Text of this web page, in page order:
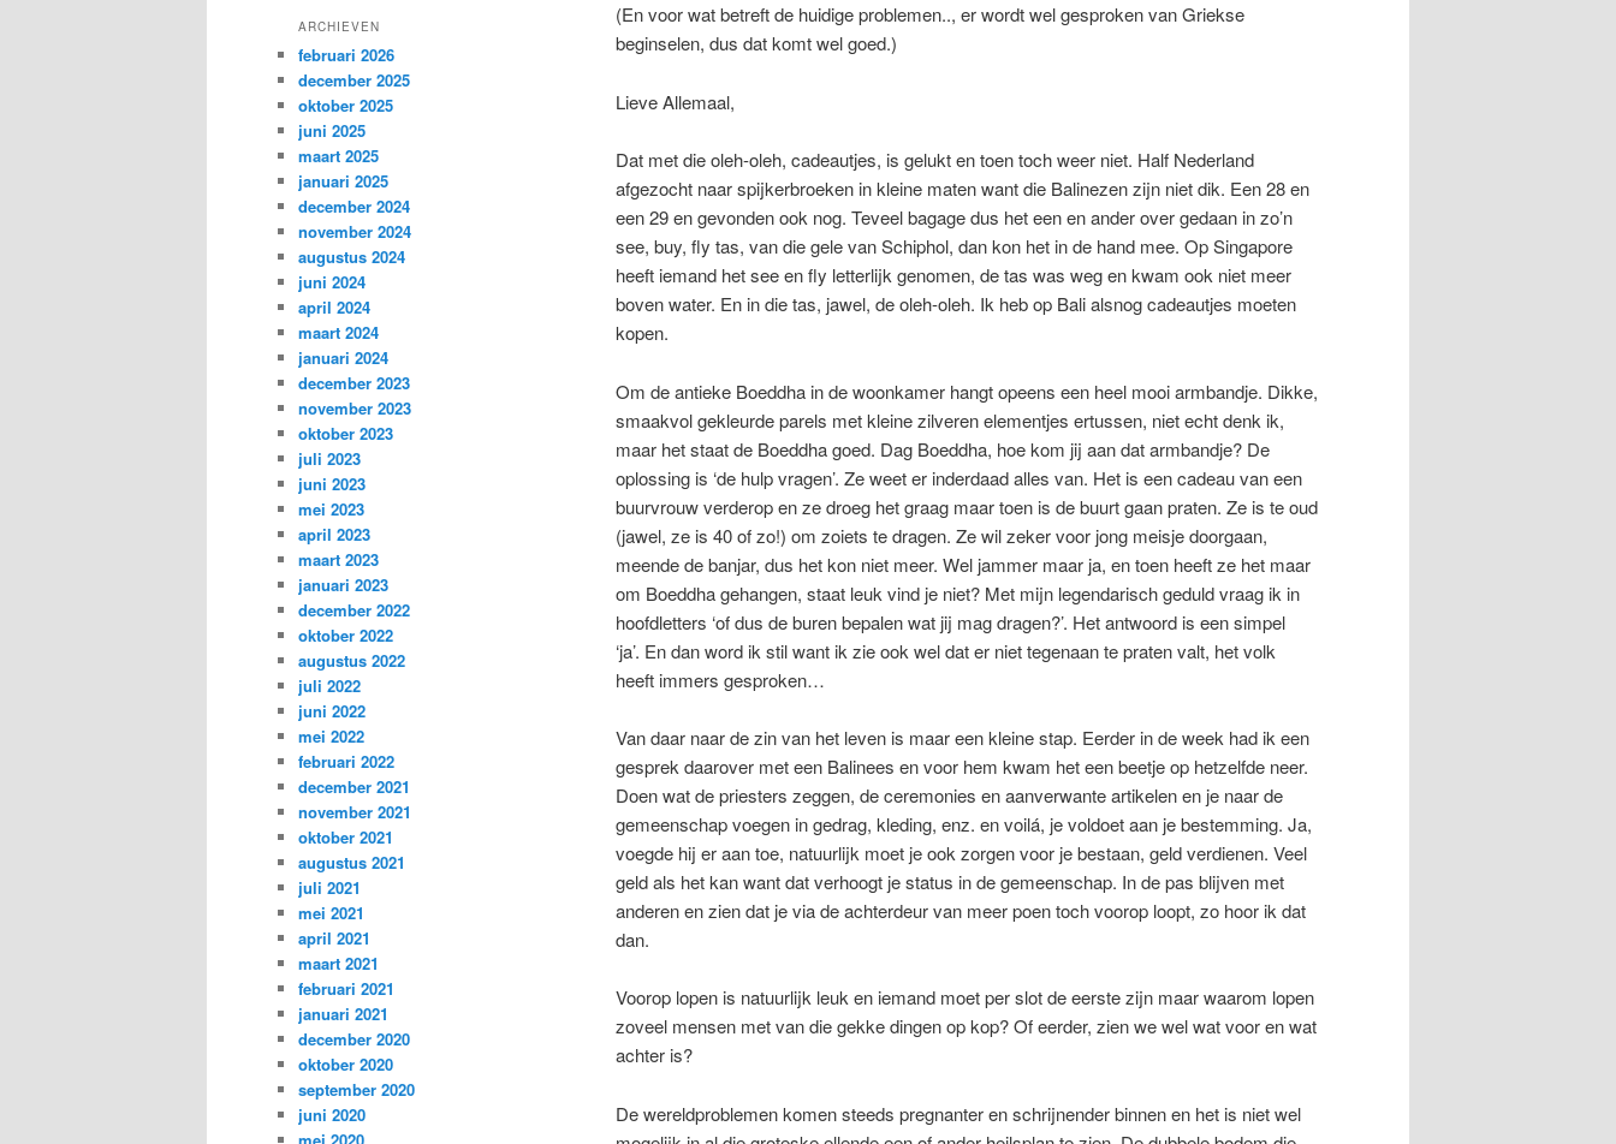
(En voor wat betreft de huidige problemen.., er wordt wel gesproken van Griekse
beginselen, dus dat komt wel goed.)
Lieve Allemaal,
Dat met die oleh-oleh, cadeautjes, is gelukt en toen toch weer niet. Half Nederland
afgezocht naar spijkerbroeken in kleine maten want die Balinezen zijn niet dik. Een 28 en
een 29 en gevonden ook nog. Teveel bagage dus het een en ander over gedaan in zo’n
see, buy, fly tas, van die gele van Schiphol, dan kon het in de hand mee. Op Singapore
heeft iemand het see en fly letterlijk genomen, de tas was weg en kwam ook niet meer
boven water. En in die tas, jawel, de oleh-oleh. Ik heb op Bali alsnog cadeautjes moeten
kopen.
Om de antieke Boeddha in de woonkamer hangt opeens een heel mooi armbandje. Dikke,
smaakvol gekleurde parels met kleine zilveren elementjes ertussen, niet echt denk ik,
maar het staat de Boeddha goed. Dag Boeddha, hoe kom jij aan dat armbandje? De
oplossing is ‘de hulp vragen’. Ze weet er inderdaad alles van. Het is een cadeau van een
buurvrouw verderop en ze droeg het graag maar toen is de buurt gaan praten. Ze is te oud
(jawel, ze is 40 of zo!) om zoiets te dragen. Ze wil zeker voor jong meisje doorgaan,
meende de banjar, dus het kon niet meer. Wel jammer maar ja, en toen heeft ze het maar
om Boeddha gehangen, staat leuk vind je niet? Met mijn legendarisch geduld vraag ik in
hoofdletters ‘of dus de buren bepalen wat jij mag dragen?’. Het antwoord is een simpel
‘ja’. En dan word ik stil want ik zie ook wel dat er niet tegenaan te praten valt, het volk
heeft immers gesproken…
Van daar naar de zin van het leven is maar een kleine stap. Eerder in de week had ik een
gesprek daarover met een Balinees en voor hem kwam het een beetje op hetzelfde neer.
Doen wat de priesters zeggen, de ceremonies en aanverwante artikelen en je naar de
gemeenschap voegen in gedrag, kleding, enz. en voilá, je voldoet aan je bestemming. Ja,
voegde hij er aan toe, natuurlijk moet je ook zorgen voor je bestaan, geld verdienen. Veel
geld als het kan want dat verhoogt je status in de gemeenschap. In de pas blijven met
anderen en zien dat je via de achterdeur van meer poen toch voorop loopt, zo hoor ik dat
dan.
Voorop lopen is natuurlijk leuk en iemand moet per slot de eerste zijn maar waarom lopen
zoveel mensen met van die gekke dingen op kop? Of eerder, zien we wel wat voor en wat
achter is?
De wereldproblemen komen steeds pregnanter en schrijnender binnen en het is niet wel
ARCHIEVEN
februari 2026
december 2025
oktober 2025
juni 2025
maart 2025
januari 2025
december 2024
november 2024
augustus 2024
juni 2024
april 2024
maart 2024
januari 2024
december 2023
november 2023
oktober 2023
juli 2023
juni 2023
mei 2023
april 2023
maart 2023
januari 2023
december 2022
oktober 2022
augustus 2022
juli 2022
juni 2022
mei 2022
februari 2022
december 2021
november 2021
oktober 2021
augustus 2021
juli 2021
mei 2021
april 2021
maart 2021
februari 2021
januari 2021
december 2020
oktober 2020
september 2020
juni 2020
mei 2020